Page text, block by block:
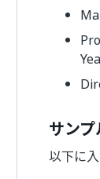
サンプ
以下に